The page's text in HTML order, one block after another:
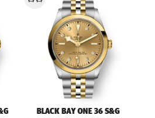
BLACK BAY ONE 36 S&G